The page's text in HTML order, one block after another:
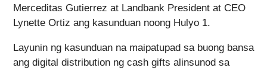
Merceditas Gutierrez at Landbank President at CEO
Lynette Ortiz ang kasunduan noong Hulyo 1.
Layunin ng kasunduan na maipatupad sa buong bansa
ang digital distribution ng cash gifts alinsunod sa